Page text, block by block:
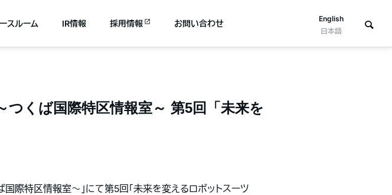
English
日本語
スルーム IR情報 採用情報 お問い合わせ
くば国際特区情報室～ 第5回「未来を
国際特区情報室～」にて第5回「未来を変えるロボットスーツ